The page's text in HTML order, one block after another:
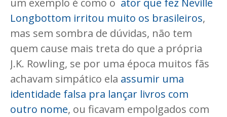
um exemplo é como o ator que fez Neville
Longbottom irritou muito os brasileiros,
mas sem sombra de dúvidas, não tem
quem cause mais treta do que a própria
J.K. Rowling, se por uma época muitos fãs
achavam simpático ela assumir uma
identidade falsa pra lançar livros com
outro nome, ou ficavam empolgados com